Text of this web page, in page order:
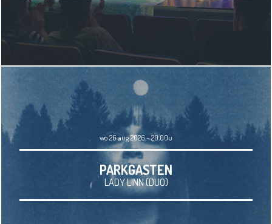
wo 26 aug 2026 - 20.00u
PARKGASTEN
LADY LINN (DUO)